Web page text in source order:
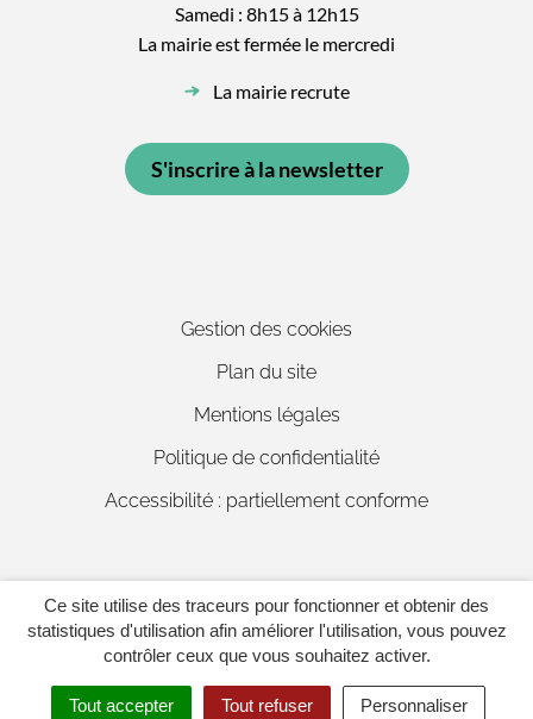
Ce site utilise des traceurs pour fonctionner et obtenir des
statistiques d'utilisation afin améliorer l'utilisation, vous pouvez
contrôler ceux que vous souhaitez activer.
Tout accepter Tout refuser Personnaliser
MENU
Samedi : 8h15 à 12h15
La mairie est fermée le mercredi
La mairie recrute
S'inscrire à la newsletter
Gestion des cookies
Plan du site
Mentions légales
Politique de confidentialité
Accessibilité : partiellement conforme
Site réalisé parInovagora (ouverture dans un